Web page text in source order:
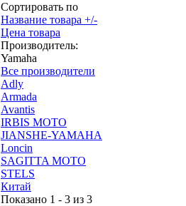
Сортировать по
Название товара +/-
Цена товара
Производитель:
Yamaha
Все производители
Adly
Armada
Avantis
IRBIS MOTO
JIANSHE-YAMAHA
Loncin
SAGITTA MOTO
STELS
Китай
Показано 1 - 3 из 3